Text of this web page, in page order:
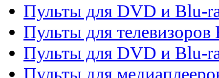
Пульты для DVD и Blu-
Пульты для телевизоров
Пульты для DVD и Blu-